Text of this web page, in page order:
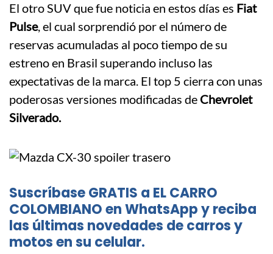
El otro SUV que fue noticia en estos días es Fiat
Pulse, el cual sorprendió por el número de
reservas acumuladas al poco tiempo de su
estreno en Brasil superando incluso las
expectativas de la marca. El top 5 cierra con unas
poderosas versiones modificadas de Chevrolet
Silverado.
Suscríbase GRATIS a EL CARRO
COLOMBIANO en WhatsApp y reciba
las últimas novedades de carros y
motos en su celular.